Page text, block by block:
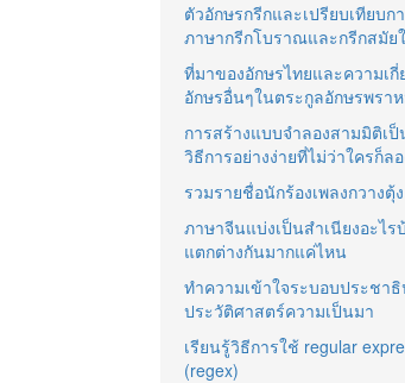
ตัวอักษรกรีกและเปรียบเทียบก
ภาษากรีกโบราณและกรีกสมัย
ที่มาของอักษรไทยและความเ
อักษรอื่นๆในตระกูลอักษรพรา
การสร้างแบบจำลองสามมิติเ
วิธีการอย่างง่ายที่ไม่ว่าใครก็ล
รวมรายชื่อนักร้องเพลงกวางตุ้ง
ภาษาจีนแบ่งเป็นสำเนียงอะไร
แตกต่างกันมากแค่ไหน
ทำความเข้าใจระบอบประชา
ประวัติศาสตร์ความเป็นมา
เรียนรู้วิธีการใช้ regular
(regex)